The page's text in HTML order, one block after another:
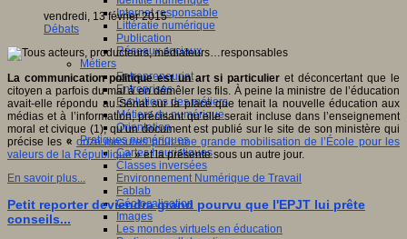
Internet responsable
Littératie numérique
Publication
Réseaux sociaux
Métiers
Entrepreneuriat
Entreprises
Evolutions des métiers
Métiers du numérique
Orientation
Pratiques numériques
Cartes heuristiques
Classes inversées
Environnement Numérique de Travail
Fablab
Géolocalisation
Images
Les mondes virtuels en éducation
vendredi, 13 février 2015
Débats
La communication politique est un art si particulier et déconcertant que le
citoyen a parfois du mal à en démêler les fils. À peine la ministre de l’éducation
avait-elle répondu au Sénat sur la place que tenait la nouvelle éducation aux
médias et à l’information, précisant qu’elle serait incluse dans l’enseignement
moral et civique (1), qu’un document est publié sur le site de son ministère qui
précise les « onze mesures pour une grande mobilisation de l’École pour les
valeurs de la République» et la présente sous un autre jour.
En savoir plus...
Petit reporter deviendra grand pourvu que l'EPJT lui prête
conseils...